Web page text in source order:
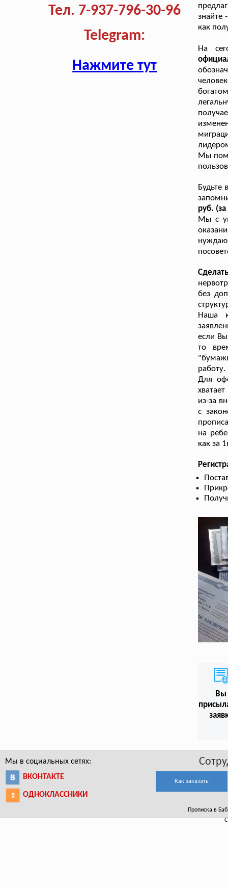
Тел. 7-937-796-30-96
Telegram:
Нажмите тут
знайте
как
На
Мы
Будьте
руб.
Мы с
без
Наша
если Вы
то
работу.
Для
из-за
с
на
как за
Вы
Мы в социальных сетях:
ВКОНТАКТЕ
ОДНОКЛАССНИКИ
Как заказать
Прописка в